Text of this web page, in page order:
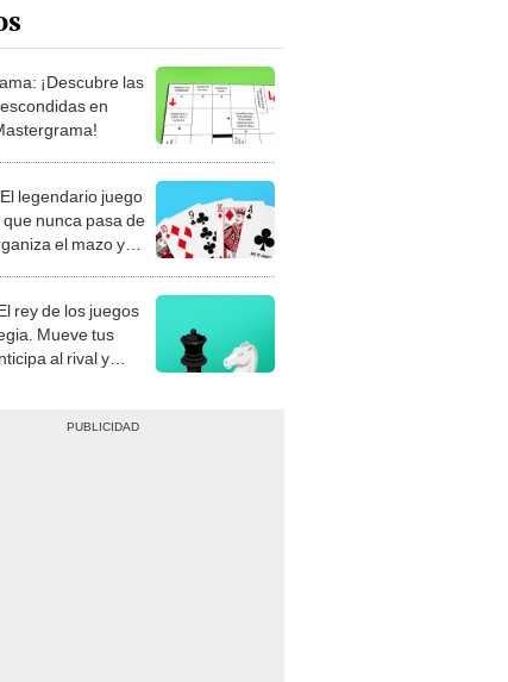
¡Descubre las
en
legendario juego
nunca pasa de
el mazo y
rey de los juegos
Mueve tus
al rival y